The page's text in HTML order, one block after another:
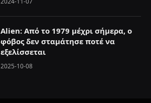
Alien: Aπό το 1979 μέχρι σήμερα, ο
φόβος δεν σταμάτησε ποτέ να
εξελίσσεται
2025-10-08